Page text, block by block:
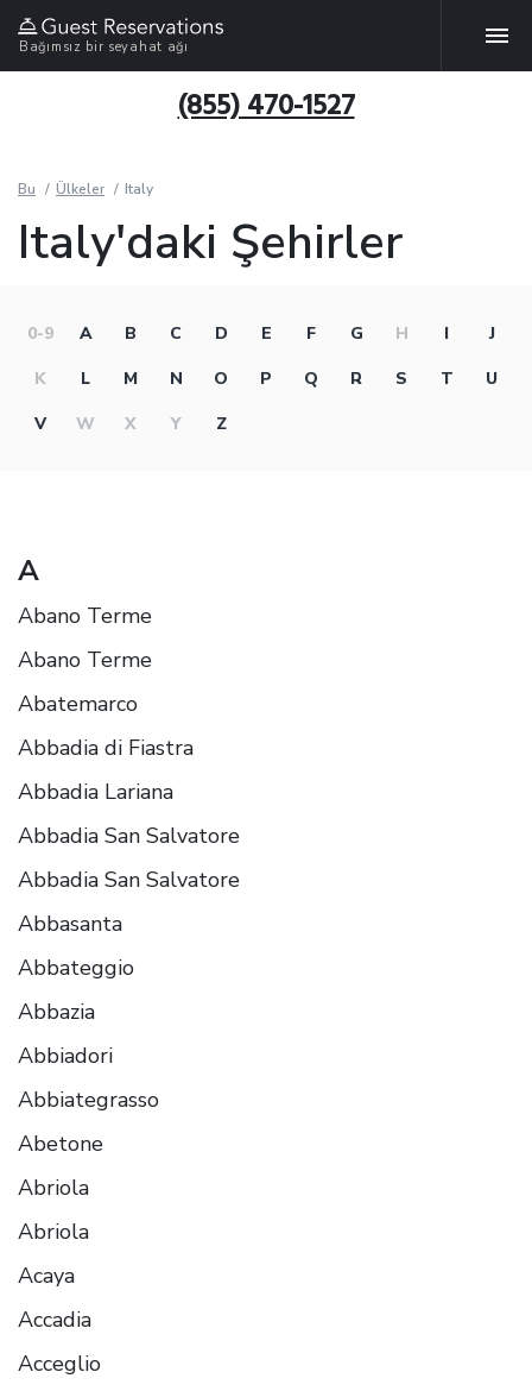
Bağımsız bir seyahat ağı
(855) 470-1527
Bu Ülkeler Italy
Italy'daki Şehirler
0-9 A B C D E F G H I
J
K
L M N O P Q R S T
U
V
W X Y Z
A
Abano Terme
Abano Terme
Abatemarco
Abbadia di Fiastra
Abbadia Lariana
Abbadia San Salvatore
Abbadia San Salvatore
Abbasanta
Abbateggio
Abbazia
Abbiadori
Abbiategrasso
Abetone
Abriola
Abriola
Acaya
Accadia
Acceglio